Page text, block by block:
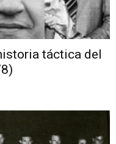
táctica del